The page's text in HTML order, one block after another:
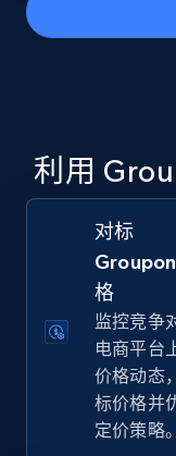
5.6K+
Walmart -
specific
URL, Final
Specifications,
more.
5.6K+
Walmart -
using sku
利用
对标
格
监控竞争
电商平台
价格动态
标价格并
定价策略。